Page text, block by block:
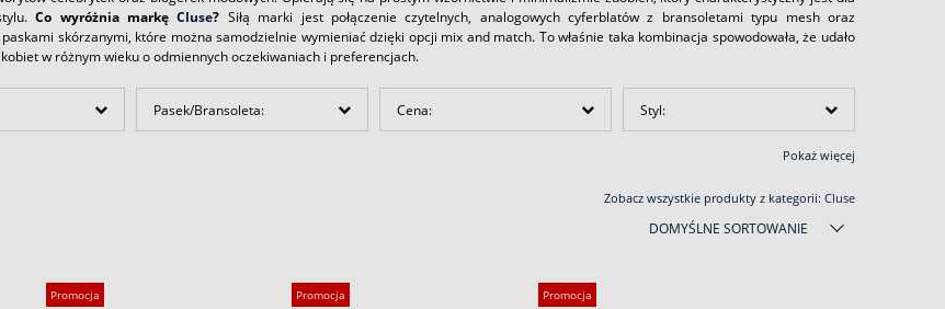
Co wyróżnia markęCluse? Siłą marki jest połączenie czytelnych, analogowych cyferblatów z bransoletami typu mesh oraz
skórzanymi, które można samodzielnie wymieniać dzięki opcji mix and match. To właśnie taka kombinacja spowodowała, że udało
w różnym wieku o odmiennych oczekiwaniach i preferencjach.
Pasek/Bransoleta: Cena: Styl:
Pokaż więcej
Zobacz wszystkie produkty z kategorii: Cluse
DOMYŚLNE SORTOWANIE
Promocja Promocja Promocja